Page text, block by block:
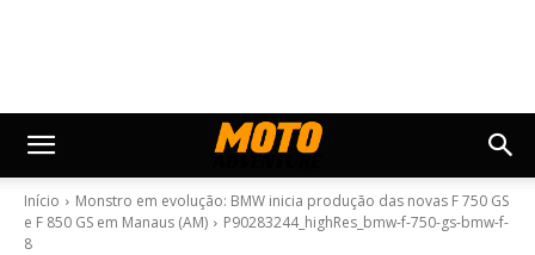
Início
Monstro em evolução: BMW inicia produção das novas F 750 GS
e F 850 GS em Manaus (AM)
P90283244_highRes_bmw-f-750-gs-bmw-f-
8